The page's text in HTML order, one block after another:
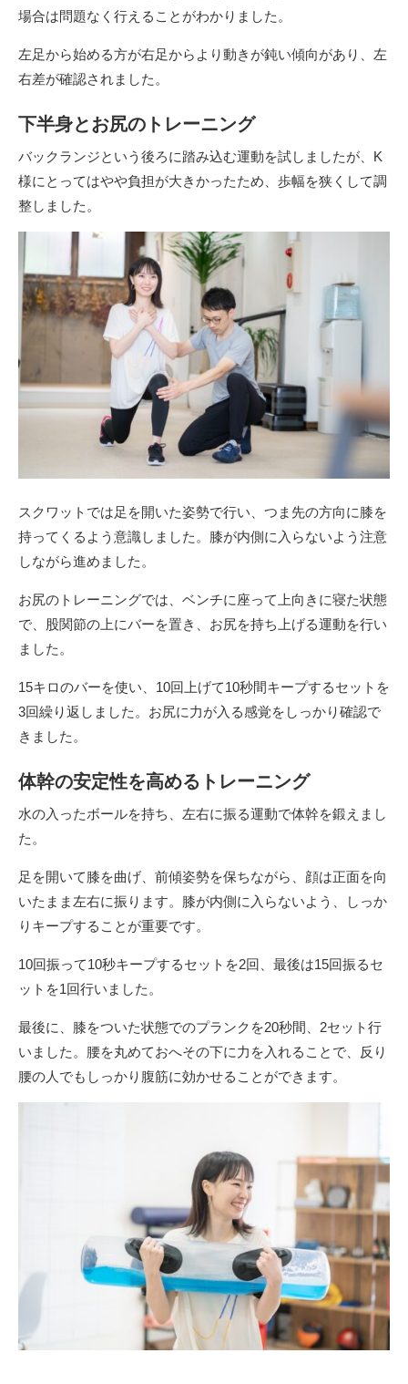
場合は問題なく行えることがわかりました。
左足から始める方が右足からより動きが鈍い傾向があり、左
右差が確認されました。
下半身とお尻のトレーニング
バックランジという後ろに踏み込む運動を試しましたが、K
様にとってはやや負担が大きかったため、歩幅を狭くして調
整しました。
スクワットでは足を開いた姿勢で行い、つま先の方向に膝を
持ってくるよう意識しました。膝が内側に入らないよう注意
しながら進めました。
お尻のトレーニングでは、ベンチに座って上向きに寝た状態
で、股関節の上にバーを置き、お尻を持ち上げる運動を行い
ました。
15キロのバーを使い、10回上げて10秒間キープするセットを
3回繰り返しました。お尻に力が入る感覚をしっかり確認で
きました。
体幹の安定性を高めるトレーニング
水の入ったボールを持ち、左右に振る運動で体幹を鍛えまし
た。
足を開いて膝を曲げ、前傾姿勢を保ちながら、顔は正面を向
いたまま左右に振ります。膝が内側に入らないよう、しっか
りキープすることが重要です。
10回振って10秒キープするセットを2回、最後は15回振るセ
ットを1回行いました。
最後に、膝をついた状態でのプランクを20秒間、2セット行
いました。腰を丸めておへその下に力を入れることで、反り
腰の人でもしっかり腹筋に効かせることができます。